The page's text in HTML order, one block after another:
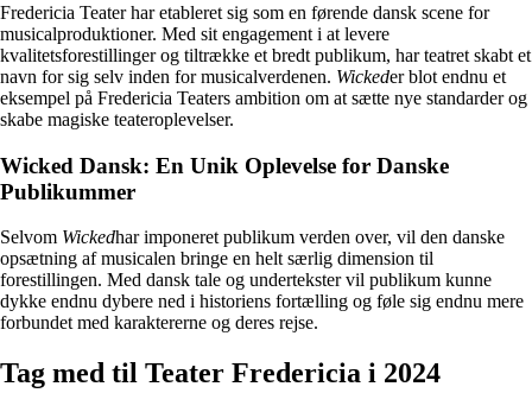
Fredericia Teater har etableret sig som en førende dansk scene for
musicalproduktioner. Med sit engagement i at levere
kvalitetsforestillinger og tiltrække et bredt publikum, har teatret skabt et
navn for sig selv inden for musicalverdenen. Wickeder blot endnu et
eksempel på Fredericia Teaters ambition om at sætte nye standarder og
skabe magiske teateroplevelser.
Wicked Dansk: En Unik Oplevelse for Danske
Publikummer
Selvom Wickedhar imponeret publikum verden over, vil den danske
opsætning af musicalen bringe en helt særlig dimension til
forestillingen. Med dansk tale og undertekster vil publikum kunne
dykke endnu dybere ned i historiens fortælling og føle sig endnu mere
forbundet med karaktererne og deres rejse.
Tag med til Teater Fredericia i 2024